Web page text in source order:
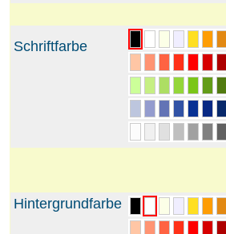
Schriftfarbe
Hintergrundfarbe